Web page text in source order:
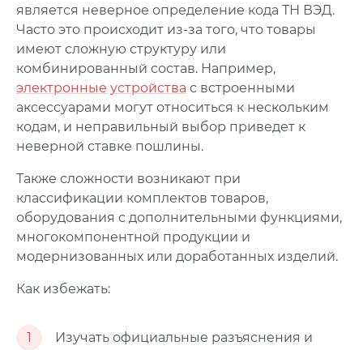
является неверное определение кода ТН ВЭД.
Часто это происходит из-за того, что товары
имеют сложную структуру или
комбинированный состав. Например,
электронные устройства с встроенными
аксессуарами могут относиться к нескольким
кодам, и неправильный выбор приведет к
неверной ставке пошлины.
Также сложности возникают при
классификации комплектов товаров,
оборудования с дополнительными функциями,
многокомпонентной продукции и
модернизованных или доработанных изделий.
Как избежать:
1
Изучать официальные разъяснения и